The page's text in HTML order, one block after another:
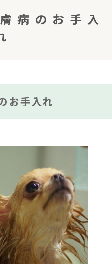
病のお手入
お手入れ